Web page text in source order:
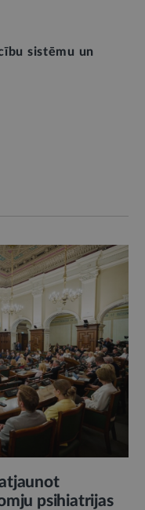
sistēmu un
psihiatrijas